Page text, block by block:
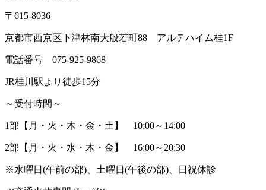
〒 615-8036
京都市西京区下津林南大般若町88 アルテハイム桂1F
電話番号 075-925-9868
JR桂川駅より徒歩15分
～受付時間～
1部【月・火・木・金・土】 10:00～ 14:00
2部【月・火・水・木・金】 16:00～ 20:30
※水曜日 (午前の部) 、土曜日 (午後の部) 、日祝休診